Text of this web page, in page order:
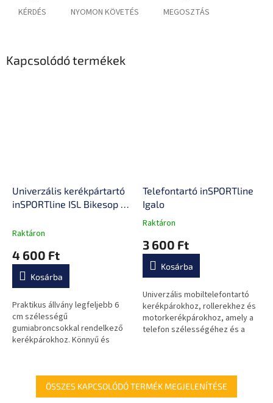
KÉRDÉS NYOMON KÖVETÉS MEGOSZTÁS
Kapcsolódó termékek
Univerzális kerékpártartó
inSPORTline ISL Bikesop II,
kerék könnyű behelyezése
Raktáron
4 600 Ft
Kosárba
Praktikus állvány legfeljebb 6
cm szélességű
gumiabroncsokkal rendelkező
kerékpárokhoz. Könnyű és
Telefontartó inSPORTline
Igalo
A
átlagos
értékelése
0,0
csillag.
Raktáron
3 600 Ft
Kosárba
Univerzális mobiltelefontartó
kerékpárokhoz, rollerekhez és
motorkerékpárokhoz, amely a
telefon szélességéhez és a
ÖSSZES KAPCSOLÓDÓ TERMÉK MEGJELENÍTÉSE